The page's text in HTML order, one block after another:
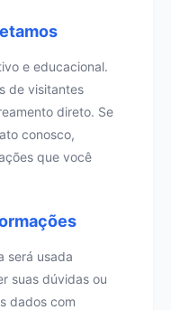
e educacional.
de visitantes
direto. Se
conosco,
que você
será usada
suas dúvidas ou
dados com